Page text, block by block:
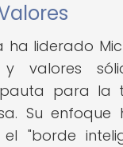
ha liderado
valores
para la
Su enfoque
el "borde